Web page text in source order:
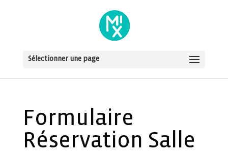
Sélectionner une page
Formulaire
Réservation Salle